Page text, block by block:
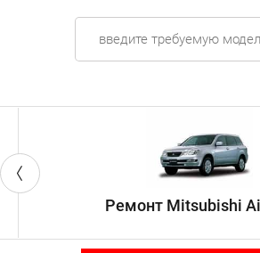
Ремонт Mitsubishi